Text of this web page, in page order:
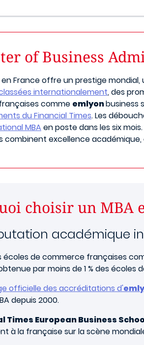
of Business
en France offre un prestige
internationalement, des
comme emlyonbusiness
du Financial Times. Les
MBA en poste dans les six
combinent excellence
choisir un MBA
académique
écoles de commerce françaises
par moins de 1 % des écoles
officielle des accréditations d'
depuis 2000.
Times European Business
à la française sur la scène